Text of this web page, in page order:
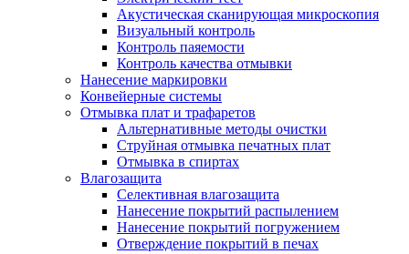
Акустическая сканирующая микроскопия
Визуальный контроль
Контроль паяемости
Контроль качества отмывки
Нанесение маркировки
Конвейерные системы
Отмывка плат и трафаретов
Альтернативные методы очистки
Струйная отмывка печатных плат
Отмывка в спиртах
Влагозащита
Селективная влагозащита
Нанесение покрытий распылением
Нанесение покрытий погружением
Отверждение покрытий в печах